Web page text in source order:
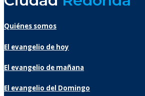
Quiénes somos
El evangelio de hoy
El evangelio de mañana
El evangelio del Domingo